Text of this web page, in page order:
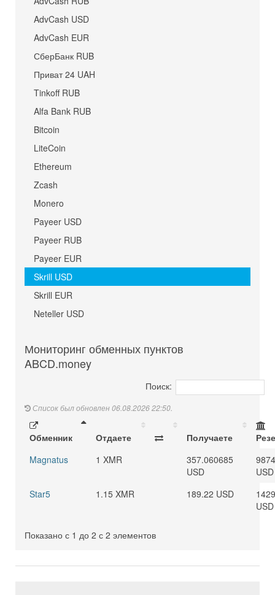
AdvCash USD
AdvCash EUR
СберБанк RUB
Приват 24 UAH
Tinkoff RUB
Alfa Bank RUB
Bitcoin
LiteCoin
Ethereum
Zcash
Monero
Payeer USD
Payeer RUB
Payeer EUR
Skrill USD
Skrill EUR
Neteller USD
Мониторинг обменных пунктов
ABCD.money
Поиск:
Список был обновлен 06.08.2026 22:50.
Обменник Отдаете Получаете
Magnatus
1 XMR
357.060685
USD
USD
Star5
1.15 XMR 189.22 USD
USD
Показано с 1 до 2 с 2 элементов